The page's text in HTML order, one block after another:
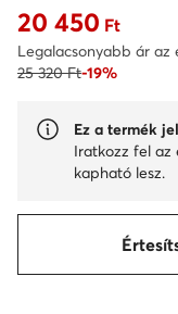
Aktuális ár 20 450 Ft
20 450 Ft
Legalacsonyabb ár
25 320 Ft-19%
Ez a termék
Iratkozz fel az
kapható lesz.